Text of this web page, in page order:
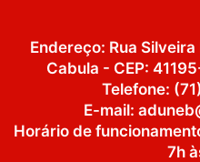
Endereço: Rua
Cabula - CEP:
Telefone:
E-mail:
Horário de
7h